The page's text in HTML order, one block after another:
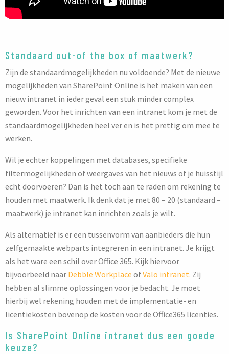
Standaard out-of the box of maatwerk?
Zijn de standaardmogelijkheden nu voldoende? Met de nieuwe
mogelijkheden van SharePoint Online is het maken van een
nieuw intranet in ieder geval een stuk minder complex
geworden. Voor het inrichten van een intranet kom je met de
standaardmogelijkheden heel ver en is het prettig om mee te
werken.
Wil je echter koppelingen met databases, specifieke
filtermogelijkheden of weergaves van het nieuws of je huisstijl
echt doorvoeren? Dan is het toch aan te raden om rekening te
houden met maatwerk. Ik denk dat je met 80 – 20 (standaard –
maatwerk) je intranet kan inrichten zoals je wilt.
Als alternatief is er een tussenvorm van aanbieders die hun
zelfgemaakte webparts integreren in een intranet. Je krijgt
als het ware een schil over Office 365. Kijk hiervoor
bijvoorbeeld naar Debble Workplace ofValo intranet. Zij
hebben al slimme oplossingen voor je bedacht. Je moet
hierbij wel rekening houden met de implementatie- en
licentiekosten bovenop de kosten voor de Office365 licenties.
Is SharePoint Online intranet dus een goede
keuze?